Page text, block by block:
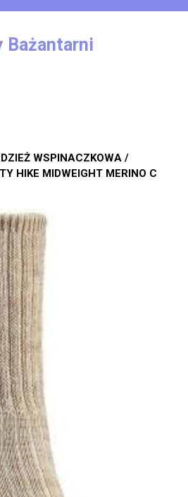
Bażantarni
WSPINACZKOWA /
HIKE MIDWEIGHT MERINO C